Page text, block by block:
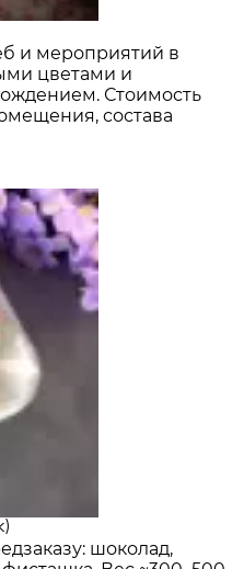
и мероприятий в
цветами и
Стоимость
состава
шоколад,